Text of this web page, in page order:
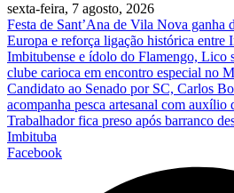
sexta-feira, 7 agosto, 2026
Festa de Sant’Ana de Vila Nova ganha
Europa e reforça ligação histórica entre
Imbitubense e ídolo do Flamengo, Lico
clube carioca em encontro especial no
Candidato ao Senado por SC, Carlos
acompanha pesca artesanal com auxílio
Trabalhador fica preso após barranco
Imbituba
Facebook